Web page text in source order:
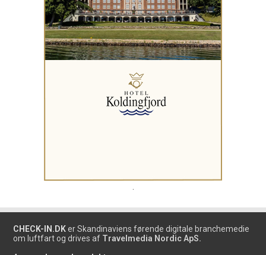
CHECK-IN.DK er Skandinaviens førende digitale branchemedie
om luftfart og drives af Travelmedia Nordic ApS.